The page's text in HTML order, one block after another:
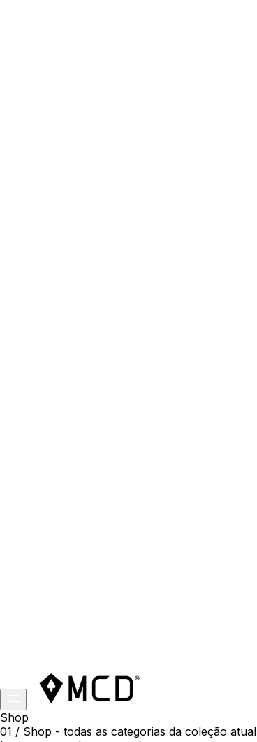
Shop
01 / Shop - todas as categorias da coleção atual